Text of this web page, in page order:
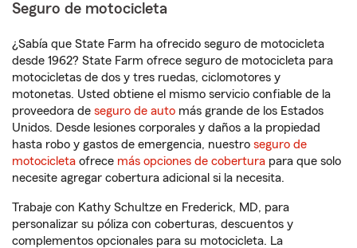
Seguro de motocicleta
¿Sabía que State Farm ha ofrecido seguro de motocicleta
desde 1962? State Farm ofrece seguro de motocicleta para
motocicletas de dos y tres ruedas, ciclomotores y
motonetas. Usted obtiene el mismo servicio confiable de la
proveedora de seguro de auto más grande de los Estados
Unidos. Desde lesiones corporales y daños a la propiedad
hasta robo y gastos de emergencia, nuestro seguro de
motocicleta ofrece más opciones de cobertura para que solo
necesite agregar cobertura adicional si la necesita.
Trabaje con Kathy Schultze en Frederick, MD, para
personalizar su póliza con coberturas, descuentos y
complementos opcionales para su motocicleta. La